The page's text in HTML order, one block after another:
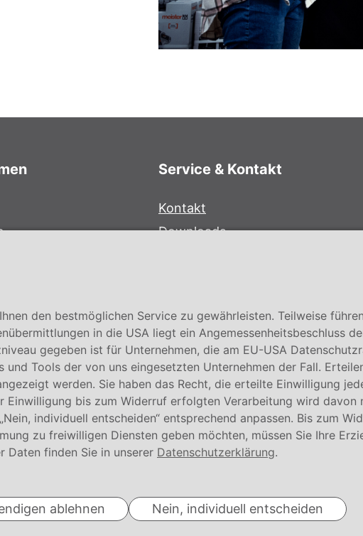
Service & Kontakt
Kontakt
Downloads
© Conmetall Meister GmbH
den bestmöglichen Service zu gewährleisten. Teilweise
in die USA liegt ein Angemessenheitsbeschluss
gegeben ist für Unternehmen, die am EU-USA
Tools der von uns eingesetzten Unternehmen der Fall.
werden. Sie haben das Recht, die erteilte Einwilligung
bis zum Widerruf erfolgten Verarbeitung wird davon
individuell entscheiden“ entsprechend anpassen. Bis zum
zu freiwilligen Diensten geben möchten, müssen Sie Ihre
Daten finden Sie in unserer Datenschutzerklärung.
ablehnen Nein, individuell entscheiden